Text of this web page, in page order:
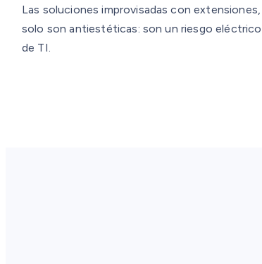
Las soluciones improvisadas con
solo son antiestéticas: son un riesgo
de TI.